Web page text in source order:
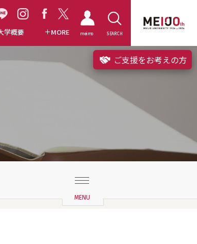
学概要 MORE meimo SEARCH
ご支援をお考えの方